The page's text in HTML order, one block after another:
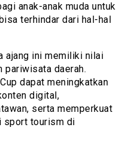
anak-anak muda untuk
terhindar dari hal-hal
ajang ini memiliki nilai
pariwisata daerah.
dapat meningkatkan
digital,
serta memperkuat
sport tourism di